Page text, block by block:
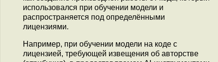
использовался при обучении модели и
распространяется под определёнными
лицензиями.
Например, при обучении модели на коде с
лицензией, требующей извещения об авторстве